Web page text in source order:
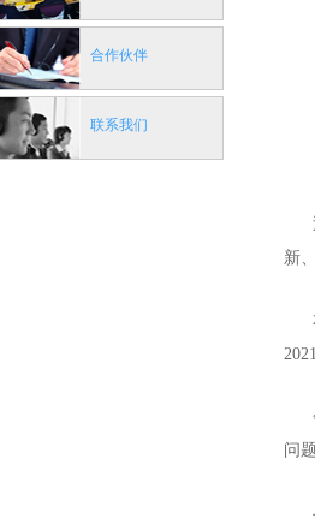
合作伙伴
联系我们
近
新
本
会
问
与